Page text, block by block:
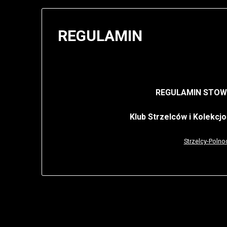
REGULAMIN
REGULAMIN
Klub Strzelców i
Strzelcy-